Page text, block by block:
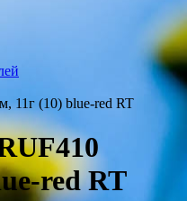
11г (10) blue-red RT
red RT